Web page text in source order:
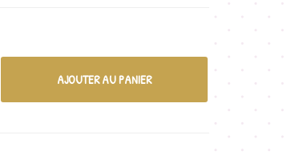
AJOUTER AU PANIER